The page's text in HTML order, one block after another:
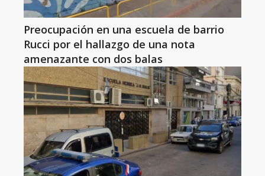
Preocupación en una escuela de barrio
Rucci por el hallazgo de una nota
amenazante con dos balas